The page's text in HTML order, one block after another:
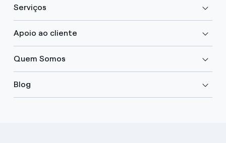
Serviços
Apoio ao cliente
Quem Somos
Blog